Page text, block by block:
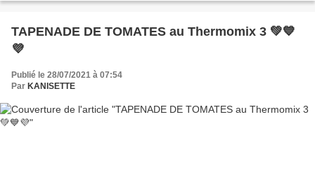
TAPENADE DE TOMATES au Thermomix 3 💚💙
💜
Publié le 28/07/2021 à 07:54
Par KANISETTE